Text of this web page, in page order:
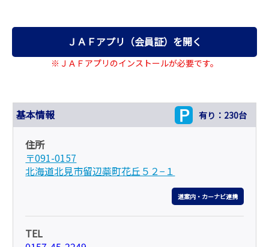
ＪＡＦアプリ（会員証）を開く
※ＪＡＦアプリのインストールが必要です。
基本情報 有り：230台
住所
〒091-0157
北海道北見市留辺蘂町花丘５２−１
道案内・カーナビ連携
TEL